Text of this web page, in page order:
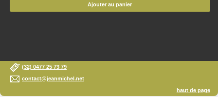
Ajouter au panier
(32) 0477 25 73 79
contact@jeanmichel.net
haut de page